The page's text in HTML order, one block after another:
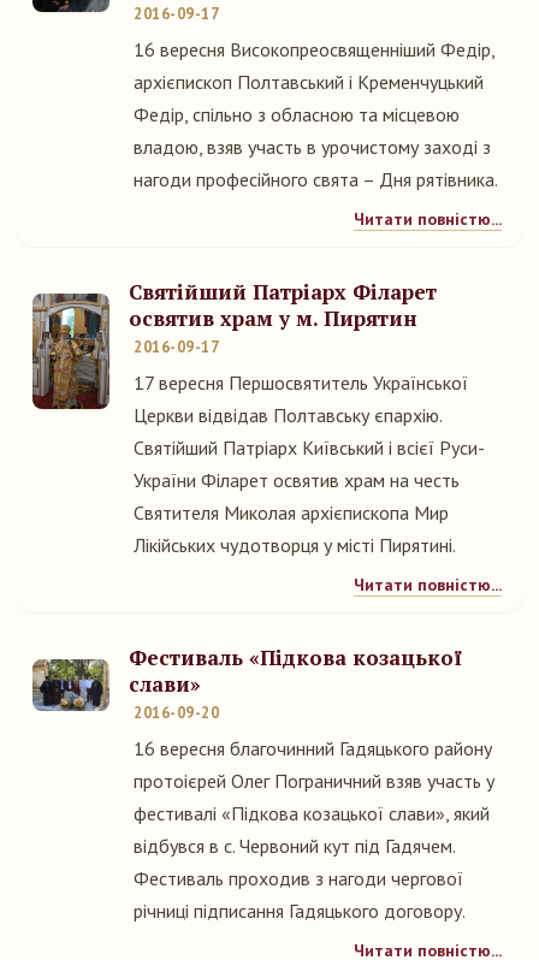
2016-09-17
16 вересня Високопреосвященніший Федір,
архієпископ Полтавський і Кременчуцький
Федір, спільно з обласною та місцевою
владою, взяв участь в урочистому заході з
нагоди професійного свята – Дня рятівника.
Читати повністю...
Святійший Патріарх Філарет
освятив храм у м. Пирятин
2016-09-17
17 вересня Першосвятитель Української
Церкви відвідав Полтавську єпархію.
Святійший Патріарх Київський і всієї Руси-
України Філарет освятив храм на честь
Святителя Миколая архієпископа Мир
Лікійських чудотворця у місті Пирятині.
Читати повністю...
Фестиваль «Підкова козацької
слави»
2016-09-20
16 вересня благочинний Гадяцького району
протоієрей Олег Пограничний взяв участь у
фестивалі «Підкова козацької слави», який
відбувся в с. Червоний кут під Гадячем.
Фестиваль проходив з нагоди чергової
річниці підписання Гадяцького договору.
Читати повністю...